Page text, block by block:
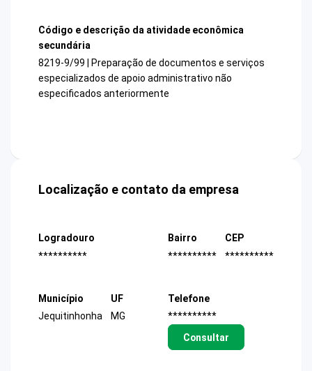
Código e descrição da atividade econômica
secundária
8219-9/99 | Preparação de documentos e serviços
especializados de apoio administrativo não
especificados anteriormente
Localização e contato da empresa
Logradouro
**********
Bairro
**********
CEP
**********
Município
Jequitinhonha
UF
MG
Telefone
**********
Consultar